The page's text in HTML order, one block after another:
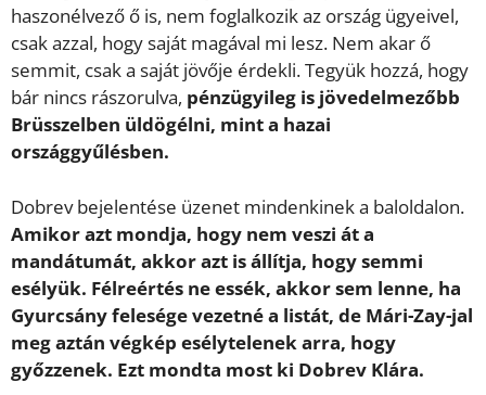
haszonélvező ő is, nem foglalkozik az ország ügyeivel,
csak azzal, hogy saját magával mi lesz. Nem akar ő
semmit, csak a saját jövője érdekli. Tegyük hozzá, hogy
bár nincs rászorulva, pénzügyileg is jövedelmezőbb
Brüsszelben üldögélni, mint a hazai
országgyűlésben.
Dobrev bejelentése üzenet mindenkinek a baloldalon.
Amikor azt mondja, hogy nem veszi át a
mandátumát, akkor azt is állítja, hogy semmi
esélyük. Félreértés ne essék, akkor sem lenne, ha
Gyurcsány felesége vezetné a listát, de Mári-Zay-jal
meg aztán végkép esélytelenek arra, hogy
győzzenek. Ezt mondta most ki Dobrev Klára.